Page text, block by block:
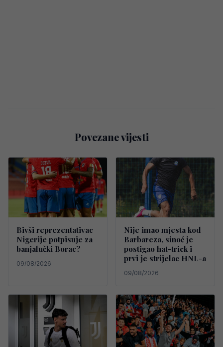
Povezane vijesti
Bivši reprezentativac
Nigerije potpisuje za
banjalučki Borac?
09/08/2026
Nije imao mjesta kod
Barbareza, sinoć je
postigao hat-trick i
prvi je strijelac HNL-a
09/08/2026